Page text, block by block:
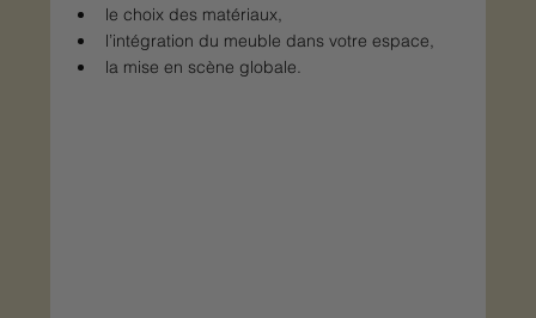
le choix des matériaux,
l’intégration du meuble dans votre espace,
la mise en scène globale.